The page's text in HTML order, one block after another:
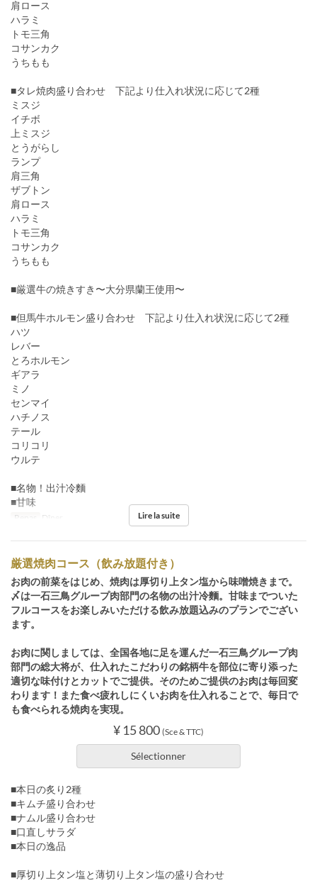
肩ロース
ハラミ
トモ三角
コサンカク
うちもも
■タレ焼肉盛り合わせ 下記より仕入れ状況に応じて2種
ミスジ
イチボ
上ミスジ
とうがらし
ランプ
肩三角
ザブトン
肩ロース
ハラミ
トモ三角
コサンカク
うちもも
■厳選牛の焼きすき〜大分県蘭王使用〜
■但馬牛ホルモン盛り合わせ 下記より仕入れ状況に応じて2種
ハツ
レバー
とろホルモン
ギアラ
ミノ
センマイ
ハチノス
テール
コリコリ
ウルテ
■名物！出汁冷麵
■甘味
Repas Dîner Lire la suite
厳選焼肉コース（飲み放題付き）
お肉の前菜をはじめ、焼肉は厚切り上タン塩から味噌焼きまで。
〆は一石三鳥グループ肉部門の名物の出汁冷麵。甘味までついた
フルコースをお楽しみいただける飲み放題込みのプランでござい
ます。
お肉に関しましては、全国各地に足を運んだ一石三鳥グループ肉
部門の総大将が、仕入れたこだわりの銘柄牛を部位に寄り添った
適切な味付けとカットでご提供。そのためご提供のお肉は毎回変
わります！また食べ疲れしにくいお肉を仕入れることで、毎日で
も食べられる焼肉を実現。
¥ 15 800 (Sce & TTC)
Sélectionner
■本日の炙り2種
■キムチ盛り合わせ
■ナムル盛り合わせ
■口直しサラダ
■本日の逸品
■厚切り上タン塩と薄切り上タン塩の盛り合わせ